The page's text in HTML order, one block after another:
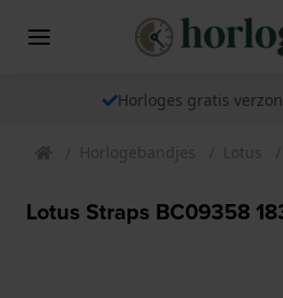
Horloges gratis
Horlogebandjes Lotus
Lotus Straps BC09358